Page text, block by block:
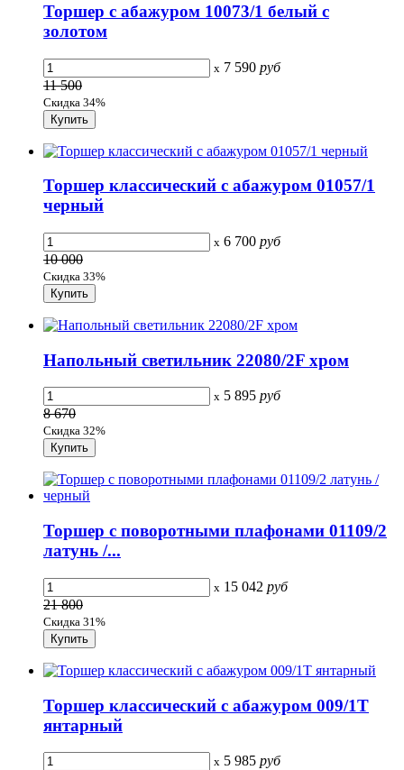
Торшер с абажуром 10073/1 белый с
золотом
x 7 590 руб
11 500
Скидка 34%
Торшер классический с абажуром 01057/1
черный
x 6 700 руб
10 000
Скидка 33%
Напольный светильник 22080/2F хром
x 5 895 руб
8 670
Скидка 32%
Торшер с поворотными плафонами 01109/2
латунь /...
x 15 042 руб
21 800
Скидка 31%
Торшер классический с абажуром 009/1T
янтарный
x 5 985 руб